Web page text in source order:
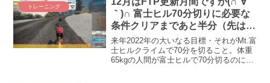
て2週間半が経ったので、その効果を振り
返ります。
トレーニング
｀)∩ 富士ヒル70分切りに必要な
条件クリアまであと半分（先は長
い
来年2022年の大いなる目標・それがMt.富
士ヒルクライムで70分を切ること。体重
65kgの人間が富士ヒルで70分切るのに必